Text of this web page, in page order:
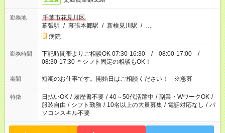
勤務地
千葉市花見川区
幕張駅 / 幕張本郷駅 / 新検見川駅 / …
病院
勤務時間
下記時間帯よりご相談OK 07:30-16:30 / 08:00-17:00 /
08:30-17:30 ＊シフト固定の相談もOK！
期間 短期のお仕事です。開始日はご相談ください！ ※急募
特徴 日払いOK / 履歴書不要 / 40～50代活躍中 / 副業・WワークOK /
服装自由 / シフト勤務 / 10名以上の大量募集 / 電話対応なし / パ
ソコンスキル不要